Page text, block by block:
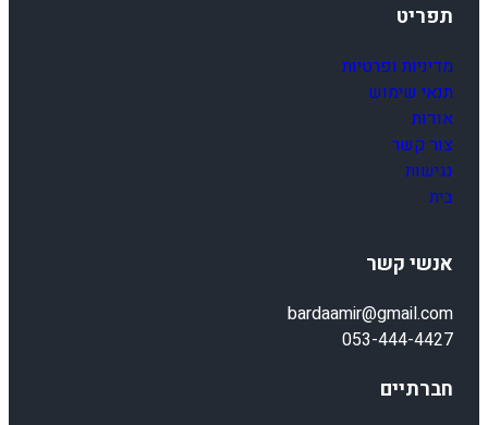
תפריט
מדיניות ופרטיות
תנאי שימוש
אודות
צור קשר
נגישות
בית
אנשי קשר
bardaamir@gmail.com
053-444-4427
חברתיים